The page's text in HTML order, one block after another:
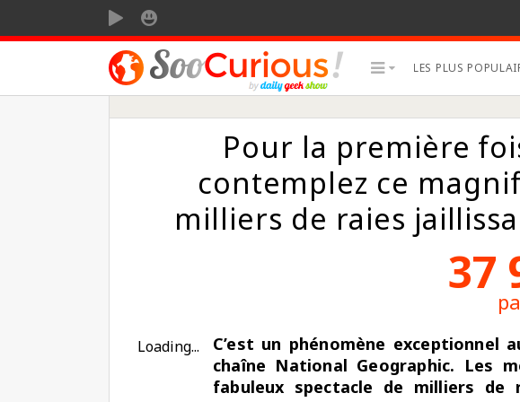
SOOMOTION
SOOSMILE
LES PLUS
Pour la première
contemplez ce
milliers de raies
37
C’est un phénomène exceptionnel
chaîne National Geographic. Les
fabuleux spectacle de milliers de
Loading...